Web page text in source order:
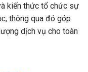
kiến thức tổ chức sự
thông qua đó góp
dịch vụ cho toàn